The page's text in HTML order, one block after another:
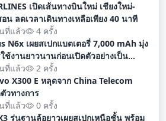
เปิดเส้นทางบินใหม่ เชียงใหม่-
น ลดเวลาเดินทางเหลือเพียง 40 นาที
ที่แล้ว
4 ครั้ง
N6x เผยสเปกแบตเตอรี่ 7,000 mAh มุ่ง
ช้งานยาวนานก่อนเปิดตัวอย่างเป็น
ที่แล้ว
2 ครั้ง
X300 E หลุดจาก China Telecom
วทางการ
ที่แล้ว
0 ครั้ง
รุ่นฐานล้อยาวเผยสเปกเหนือชั้น พร้อม